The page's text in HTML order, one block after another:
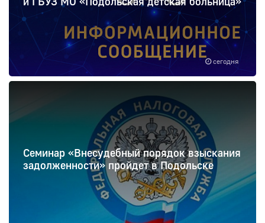
сегодня
Семинар «Внесудебный порядок взыскания
задолженности» пройдет в Подольске